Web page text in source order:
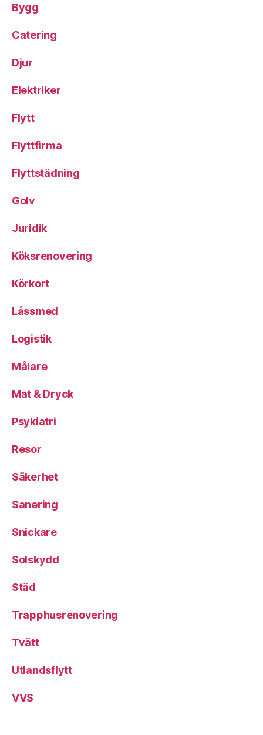
Bygg
Catering
Djur
Elektriker
Flytt
Flyttfirma
Flyttstädning
Golv
Juridik
Köksrenovering
Körkort
Låssmed
Logistik
Målare
Mat & Dryck
Psykiatri
Resor
Säkerhet
Sanering
Snickare
Solskydd
Städ
Trapphusrenovering
Tvätt
Utlandsflytt
VVS